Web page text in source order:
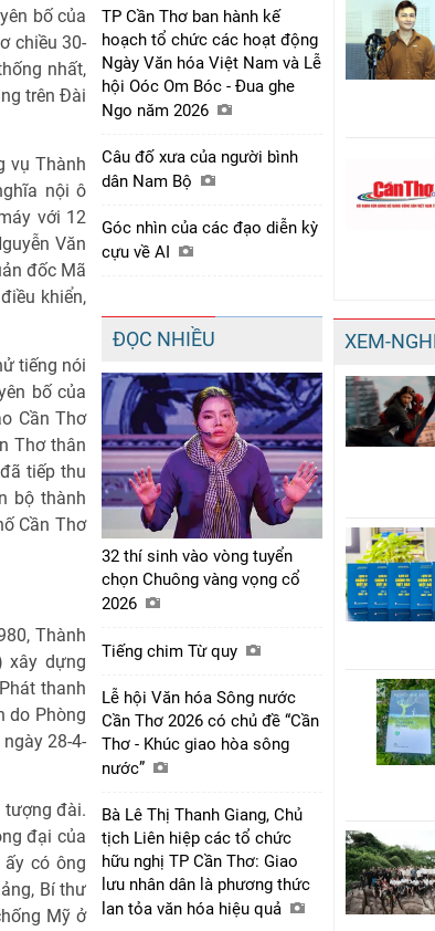
bố của
chiều 30-
nhất,
trên Đài
vụ Thành
nội ô
với 12
Văn
đốc Mã
khiển,
tiếng nói
bố của
Cần Thơ
Thơ thân
tiếp thu
bộ thành
Cần Thơ
Thành
xây dựng
thanh
do Phòng
28-4-
tượng đài.
đại của
có ông
Bí thư
Mỹ ở
TP Cần Thơ ban hành kế
hoạch tổ chức các hoạt động
Ngày Văn hóa Việt Nam và Lễ
hội Oóc Om Bóc - Đua ghe
Ngo năm 2026
Câu đố xưa của người bình
dân Nam Bộ
Góc nhìn của các đạo diễn kỳ
cựu về AI
ĐỌC NHIỀU
32 thí sinh vào vòng tuyển
chọn Chuông vàng vọng cổ
2026
Tiếng chim Từ quy
Lễ hội Văn hóa Sông nước
Cần Thơ 2026 có chủ đề “Cần
Thơ - Khúc giao hòa sông
nước”
Bà Lê Thị Thanh Giang, Chủ
tịch Liên hiệp các tổ chức
hữu nghị TP Cần Thơ: Giao
lưu nhân dân là phương thức
lan tỏa văn hóa hiệu quả
XEM-